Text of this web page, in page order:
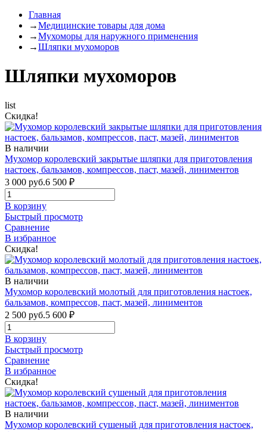
Главная
→Медицинские товары для дома
→Мухоморы для наружного применения
→Шляпки мухоморов
Шляпки мухоморов
list
Скидка!
В наличии
Мухомор королевский закрытые шляпки для приготовления
настоек, бальзамов, компрессов, паст, мазей, линиментов
3 000 руб.6 500 ₽
В корзину
Быстрый просмотр
Сравнение
В избранное
Скидка!
В наличии
Мухомор королевский молотый для приготовления настоек,
бальзамов, компрессов, паст, мазей, линиментов
2 500 руб.5 600 ₽
В корзину
Быстрый просмотр
Сравнение
В избранное
Скидка!
В наличии
Мухомор королевский сушеный для приготовления настоек,